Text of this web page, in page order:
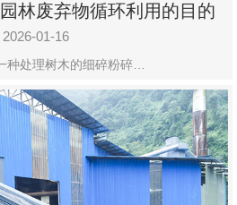
林废弃物循环利用的目的
2026-01-16
种处理树木的细碎粉碎…